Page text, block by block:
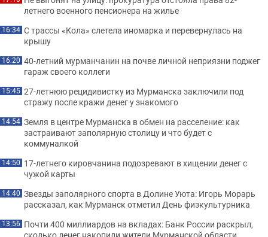
летнего военного пенсионера на жилье
16:34 С трассы «Кола» слетела иномарка и перевернулась на
крышу
16:20 40-летний мурманчанин на почве личной неприязни поджег
гараж своего коллеги
15:45 27-летнюю рецидивистку из Мурманска заключили под
стражу после кражи денег у знакомого
14:54 Земля в центре Мурманска в обмен на расселение: как
застраивают заполярную столицу и что будет с
коммуналкой
14:50 17-летнего кировчанина подозревают в хищении денег с
чужой карты
14:40 Звезды заполярного спорта в Долине Уюта: Игорь Морарь
рассказал, как Мурманск отметил День физкультурника
13:56 Почти 400 миллиардов на вкладах: Банк России раскрыл,